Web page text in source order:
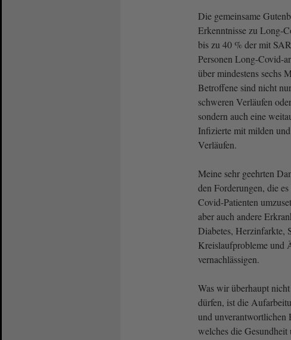
Die gemeinsame
Erkenntnisse zu Long-
bis zu 40 % der mit
Personen Long-Covid-
über mindestens sechs
Betroffene sind nicht
schweren Verläufen
sondern auch eine
Infizierte mit milden
Verläufen.
Meine sehr geehrten
den Forderungen, die
Covid-Patienten
aber auch andere
Diabetes, Herzinfarkte,
Kreislaufprobleme und
vernachlässigen.
Was wir überhaupt
dürfen, ist die
und unverantwortlichen
welches die